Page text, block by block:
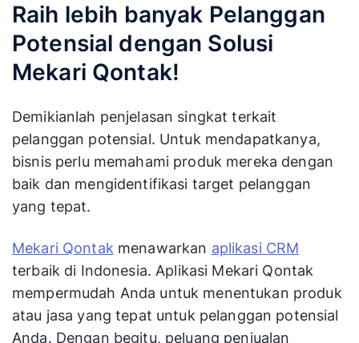
Raih lebih banyak Pelanggan
Potensial dengan Solusi
Mekari Qontak!
Demikianlah penjelasan singkat terkait
pelanggan potensial. Untuk mendapatkanya,
bisnis perlu memahami produk mereka dengan
baik dan mengidentifikasi target pelanggan
yang tepat.
Mekari Qontak menawarkan aplikasi CRM
terbaik di Indonesia. Aplikasi Mekari Qontak
mempermudah Anda untuk menentukan produk
atau jasa yang tepat untuk pelanggan potensial
Anda. Dengan begitu, peluang penjualan